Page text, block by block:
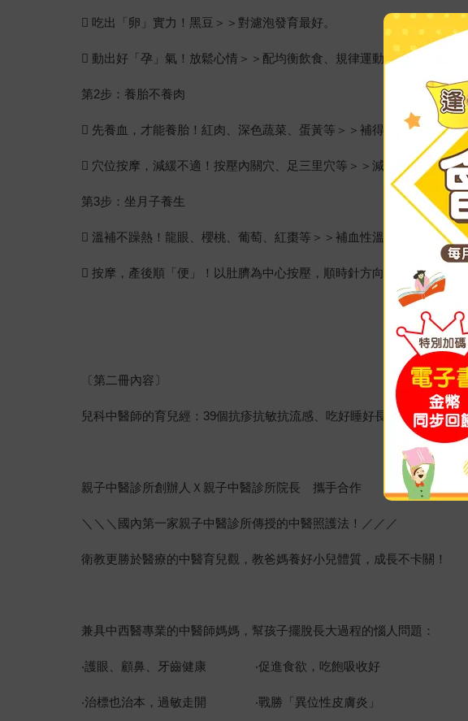
 吃出「卵」實力！黑豆＞＞對濾泡發育最好。
 動出好「孕」氣！放鬆心情＞＞配均衡飲食、規律運動、充足睡眠，
第2步：養胎不養肉
 先養血，才能養胎！紅肉、深色蔬菜、蛋黃等＞＞補得清爽又順口。
 穴位按摩，減緩不適！按壓內關穴、足三里穴等＞＞減輕嘔吐、噁心
第3步：坐月子養生
 溫補不躁熱！龍眼、櫻桃、葡萄、紅棗等＞＞補血性溫。
 按摩，產後順「便」！以肚臍為中心按壓，順時針方向旋轉按摩＞＞
〔第二冊內容〕
兒科中醫師的育兒經：39個抗疹抗敏抗流感、吃好睡好長高高的體質特
親子中醫診所創辦人Ｘ親子中醫診所院長 攜手合作
＼＼＼國內第一家親子中醫診所傳授的中醫照護法！／／／
衛教更勝於醫療的中醫育兒觀，教爸媽養好小兒體質，成長不卡關！
兼具中西醫專業的中醫師媽媽，幫孩子擺脫長大過程的惱人問題：
‧護眼、顧鼻、牙齒健康 ‧促進食欲，吃飽吸收好
‧治標也治本，過敏走開 ‧戰勝「異位性皮膚炎」